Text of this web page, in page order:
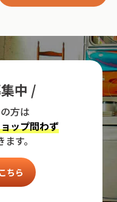
中 /
方は
ップ問わず
す。
ちら